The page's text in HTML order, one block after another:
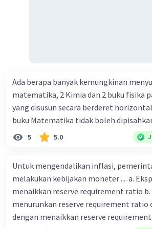
yang dilakukan dengan operasi simpan
Lembaga keuangan non bank yang
sebagai penggerak investasi dengan
memasukan surat berharga 24. Nama
non bank yang bertugas mengatasi
Ciri" dari masyarakat ekonomi abad ke
Ada berapa banyak kemungkinan
matematika, 2 Kimia dan 2 buku fisika
yang disusun secara berderet
buku Matematika tidak boleh
5 5.0
Untuk mengendalikan inflasi,
melakukan kebijakan moneter .... a.
menaikkan reserve requirement ratio
menurunkan reserve requirement
dengan menaikkan reserve